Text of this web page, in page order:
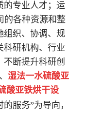
的专业人才；运
的各种资源和整
组织、协调、规
科研机构、行业
断提升科研创
湿法一水硫酸亚
酸亚铁烘干设
的服务”为导向，